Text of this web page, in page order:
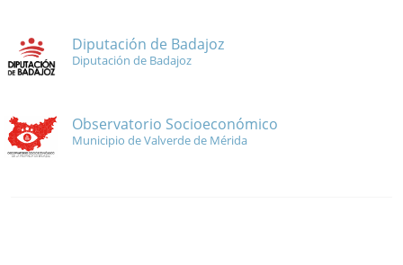
Diputación de Badajoz
Diputación de Badajoz
Observatorio Socioeconómico
Municipio de Valverde de Mérida